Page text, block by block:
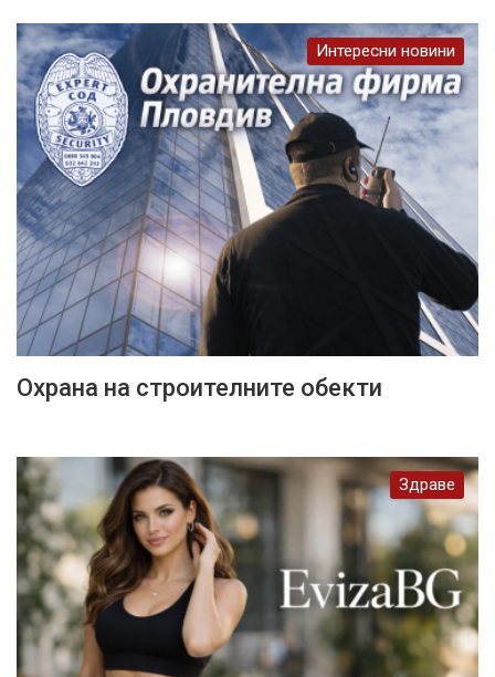
Интересни новини
Охрана на строителните обекти
Здраве